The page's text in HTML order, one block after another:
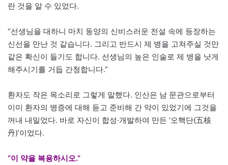
란 것을 알 수 있었다.
“선생님을 대하니 마치 동양의 신비스러운 전설 속에 등장하는
신선을 만난 것 같습니다. 그리고 반드시 제 병을 고쳐주실 것만
같은 확신이 들기도 합니다. 선생님의 높은 인술로 제 병을 낫게
해주시기를 거듭 간청합니다.”
환자도 작은 목소리로 그렇게 말했다. 인산은 남 문관으로부터
이미 환자의 병증에 대해 듣고 준비해 간 약이 있었기에 그것을
꺼내 내밀었다. 바로 자신이 합성·개발하여 만든 ‘오핵단(五核
丹)’이었다.
“이 약을 복용하시오.”